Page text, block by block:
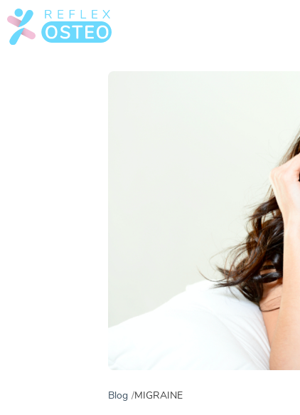
Blog MIGRAINE